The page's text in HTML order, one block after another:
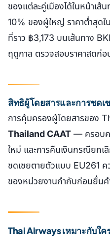
ของแต่ละคู่เมืองได้ในหน้าเส้
10% ของผู้ใหญ่ ราคาต่ำสุดใ
ที่ราว ฿3,173 บนเส้นทาง
ฤดูกาล ตรวจสอบราคาสดก่
สิทธิผู้โดยสารและการชดเ
การคุ้มครองผู้โดยสารของ
Thailand CAAT — ครอบค
ใหม่ และการคืนเงินกรณียกเ
ชดเชยตายตัวแบบ EU261 ค
ของหน่วยงานกำกับก่อนยื่นค
Thai Airways เหมาะกับใค